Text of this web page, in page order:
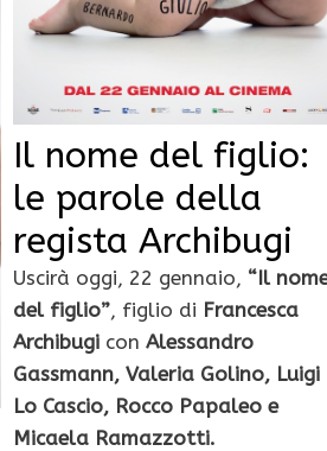
Il nome del figlio:
le parole della
regista Archibugi
Uscirà oggi, 22 gennaio, “Il
del figlio”, figlio di Francesca
Archibugicon Alessandro
Gassmann, Valeria Golino, Luigi
Lo Cascio, Rocco Papaleo e
Micaela Ramazzotti.